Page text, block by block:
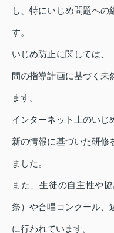
し、特にいじめ問題への
す。
いじめ防止に関しては、
間の指導計画に基づく未
ます。
インターネット上のいじ
新の情報に基づいた研修
ました。
また、生徒の自主性や
祭）や合唱コンクール、
に行われています。